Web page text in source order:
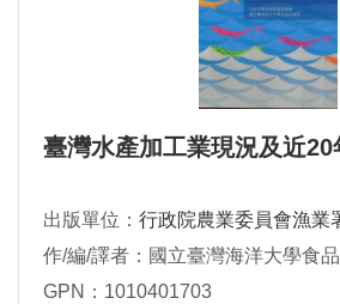
臺灣水產加工業現況及近20
出版單位： 行政院農業委員會漁業
作/編/譯者：國立臺灣海洋大學食
GPN：1010401703